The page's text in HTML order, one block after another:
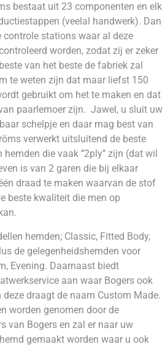
bestaat uit 23 componenten en elk
(veelal handwerk). Dan
controle stations waar al deze
worden, zodat zij er zeker
van het beste de fabriek zal
te weten zijn dat maar liefst 150
gebruikt om het te maken en dat
paarlemoer zijn. Jawel, u sluit uw
schelpje en daar mag best van
verwerkt uitsluitend de beste
die vaak ‘’2ply’’ zijn (dat wil
is van 2 garen die bij elkaar
draad te maken waarvan de stof
beste kwaliteit die men op
hemden; Classic, Fitted Body,
de gelegenheidshemden voor
Evening. Daarnaast biedt
aan waar Bogers ook
deze draagt de naam Custom Made.
worden genomen door de
van Bogers en zal er naar uw
gemaakt worden waar u ook